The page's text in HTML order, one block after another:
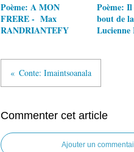
Poème: A MON
FRERE - Max
RANDRIANTEFY
Poème:
bout de
Lucienne
Conte: Imaintsoanala
Commenter cet article
Ajouter un